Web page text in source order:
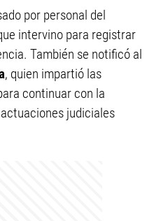
por personal del
intervino para registrar
También se notificó al
, quien impartió las
continuar con la
judiciales